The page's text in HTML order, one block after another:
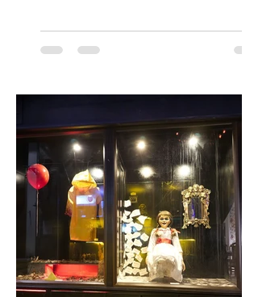
musical única e inolvidable con motivo del
Día del Niño. El espectáculo Hollywood
de todos los tiempos en un concierto en
sinfónica en pleno, coro y una
sorprendente puesta en escena pensada
especialmente pa